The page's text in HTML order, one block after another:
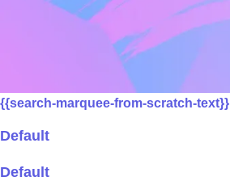
{{search-marquee-from-scratch-text}}
Default
Default